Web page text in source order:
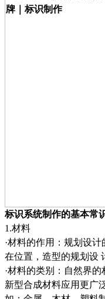
标识系统制作的基本常
1 .材料
·材料的作用 ： 规划设计
在位置，造型的规划设
·材料的类别
： 自然界的
新型合成材料应用更广